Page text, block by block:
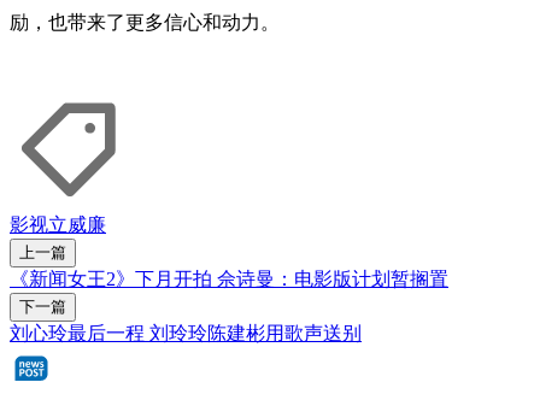
励，也带来了更多信心和动力。
影视立威廉
上一篇
《新闻女王2》下月开拍 佘诗曼：电影版计划暂搁置
下一篇
刘心玲最后一程 刘玲玲陈建彬用歌声送别